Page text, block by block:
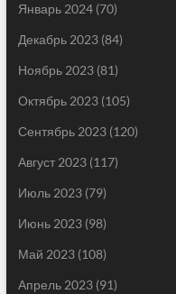
Январь 2024(70)
Декабрь 2023(84)
Ноябрь 2023(81)
Октябрь 2023(105)
Сентябрь 2023(120)
Август 2023(117)
Июль 2023(79)
Июнь 2023(98)
Май 2023(108)
Апрель 2023(91)